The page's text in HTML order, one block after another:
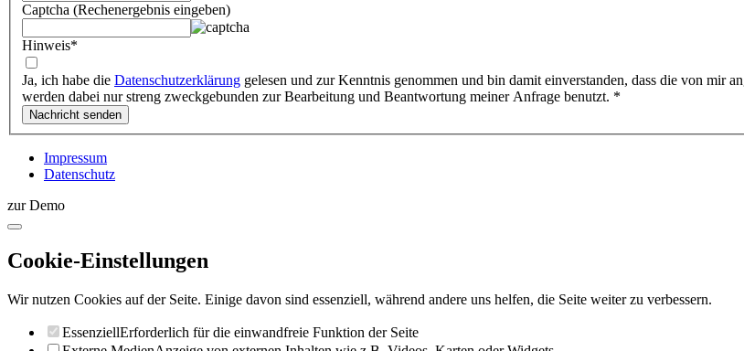
Captcha (Rechenergebnis eingeben)
Hinweis*
Ja, ich habe die Datenschutzerklärung gelesen und zur Kenntnis genommen und bin damit einverstanden, dass die von mir
werden dabei nur streng zweckgebunden zur Bearbeitung und Beantwortung meiner Anfrage benutzt. *
Impressum
Datenschutz
zur Demo
Cookie-Einstellungen
Wir nutzen Cookies auf der Seite. Einige davon sind essenziell, während andere uns helfen, die Seite weiter zu verbessern.
EssenziellErforderlich für die einwandfreie Funktion der Seite